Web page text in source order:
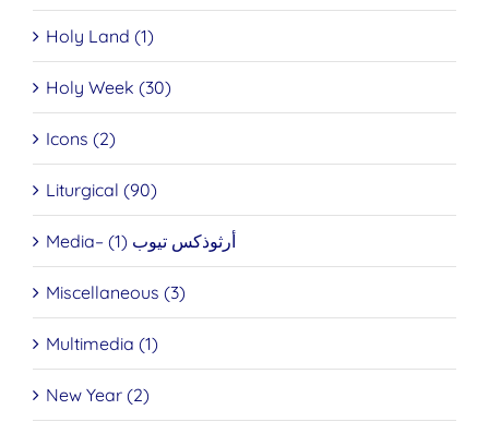
Holy Land (1)
Holy Week (30)
Icons (2)
Liturgical (90)
Media– أرثوذكس تيوب (1)
Miscellaneous (3)
Multimedia (1)
New Year (2)